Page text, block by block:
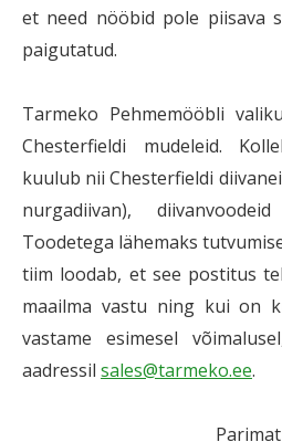
et need nööbid pole piisava
paigutatud.
Tarmeko Pehmemööbli
Chesterfieldi mudeleid.
kuulub nii Chesterfieldi
nurgadiivan),
Toodetega lähemaks
tiim loodab, et see postitus
maailma vastu ning kui on
vastame esimesel
aadressil sales@tarmeko.ee.
Parimat